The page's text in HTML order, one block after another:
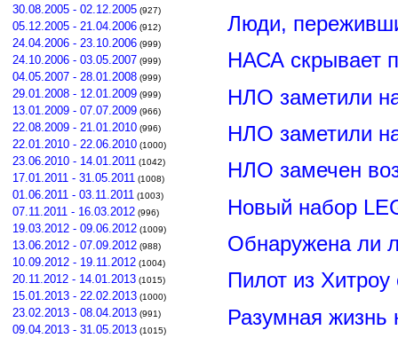
30.08.2005 - 02.12.2005 (927)
05.12.2005 - 21.04.2006 (912)
24.04.2006 - 23.10.2006 (999)
24.10.2006 - 03.05.2007 (999)
04.05.2007 - 28.01.2008 (999)
29.01.2008 - 12.01.2009 (999)
13.01.2009 - 07.07.2009 (966)
22.08.2009 - 21.01.2010 (996)
22.01.2010 - 22.06.2010 (1000)
23.06.2010 - 14.01.2011 (1042)
17.01.2011 - 31.05.2011 (1008)
01.06.2011 - 03.11.2011 (1003)
07.11.2011 - 16.03.2012 (996)
19.03.2012 - 09.06.2012 (1009)
13.06.2012 - 07.09.2012 (988)
10.09.2012 - 19.11.2012 (1004)
20.11.2012 - 14.01.2013 (1015)
15.01.2013 - 22.02.2013 (1000)
23.02.2013 - 08.04.2013 (991)
09.04.2013 - 31.05.2013 (1015)
Люди,
НАСА скрывает
НЛО заметили
НЛО заметили
НЛО замечен
Новый набор
Обнаружена ли
Пилот из
Разумная